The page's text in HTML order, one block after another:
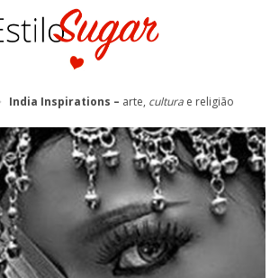
India Inspirations – arte, cultura e religião